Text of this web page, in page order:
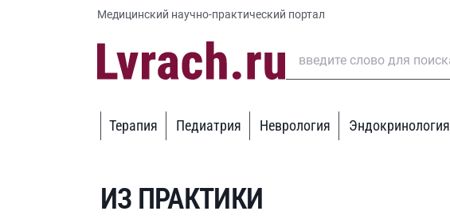
Медицинский научно-практический портал
Терапия Педиатрия Неврология Эндокринология
ИЗ ПРАКТИКИ